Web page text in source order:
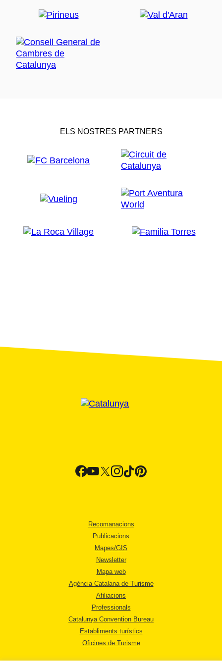
ELS NOSTRES PARTNERS
Recomanacions
Publicacions
Mapes/GIS
Newsletter
Mapa web
Agència Catalana de Turisme
Afiliacions
Professionals
Catalunya Convention Bureau
Establiments turístics
Oficines de Turisme